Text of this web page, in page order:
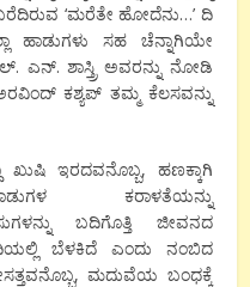
‘ಮರೆತೇ ಹೋದೆನು…’ ದಿ
ಹಾಡುಗಳು ಸಹ ಚೆನ್ನಾಗಿಯೇ
ಎನ್. ಶಾಸ್ತ್ರಿ ಅವರನ್ನು ನೋಡಿ
ಕಶ್ಯಪ್ ತಮ್ಮ ಕೆಲಸವನ್ನು
ಇರದವನೊಬ್ಬ, ಹಣಕ್ಕಾಗಿ
ಕರಾಳತೆಯನ್ನು
ಬದಿಗೊತ್ತಿ ಜೀವನದ
ಬೆಳಕಿದೆ ಎಂದು ನಂಬಿದ
ಮದುವೆಯ ಬಂಧಕ್ಕೆ